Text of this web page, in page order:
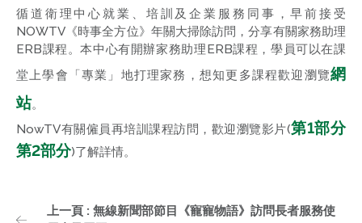
循道衛理中心就業、培訓及企業服務同事，早前接受
NOWTV《時事全方位》年關大掃除訪問，分享有關家務助理
ERB課程。本中心有開辦家務助理ERB課程，學員可以在課
堂上學會「專業」地打理家務，想知更多課程歡迎瀏覽網
站。
NowTV有關僱員再培訓課程訪問，歡迎瀏覽影片(第1部分
第2部分)了解詳情。
上一頁 : 無線新聞部節目《寵寵物語》訪問長者服務使